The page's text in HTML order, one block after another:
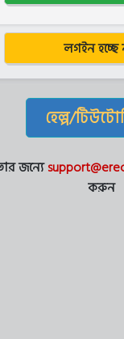
লগইন হচ্ছে
হেল্প/
জন্যে
করুন